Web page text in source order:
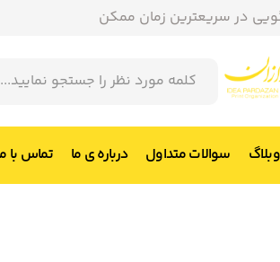
در سریعترین زمان ممکن
وبلاگ سوالات متداول درباره ی ما تماس با